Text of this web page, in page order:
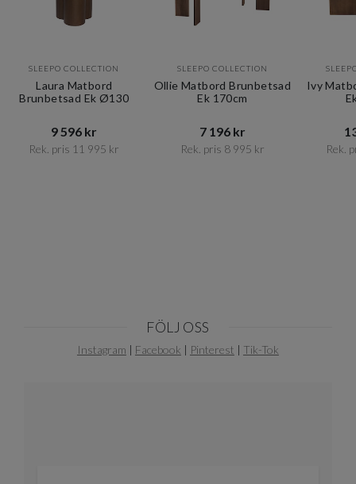
SLEEPO COLLECTION
Laura Matbord
Brunbetsad Ek Ø130
9 596 kr​​
Rek. pris 11 995 kr​​
SLEEPO COLLECTION
Ollie Matbord Brunbetsad
Ek 170cm
7 196 kr​​
Rek. pris 8 995 kr​​
Ivy
Rek.
FÖLJ OSS
Instagram | Facebook | Pinterest | Tik-Tok